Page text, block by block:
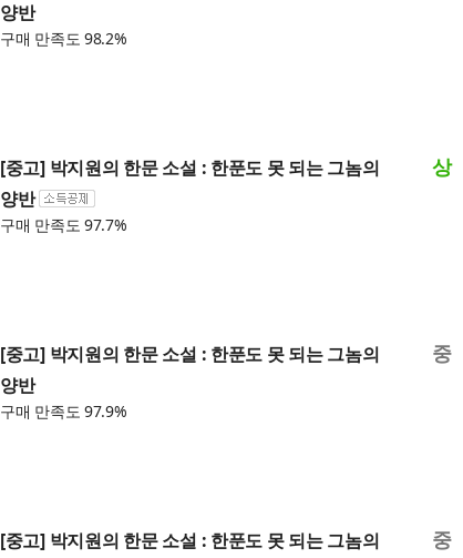
양반
구매 만족도 98.2%
[중고] 박지원의 한문 소설 : 한푼도 못 되는 그놈의
양반
구매 만족도 97.7%
상
[중고] 박지원의 한문 소설 : 한푼도 못 되는 그놈의
양반
구매 만족도 97.9%
중
[중고] 박지원의 한문 소설 : 한푼도 못 되는 그놈의 중